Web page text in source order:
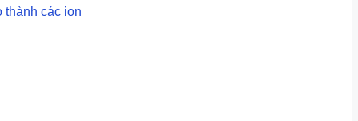
thành các ion